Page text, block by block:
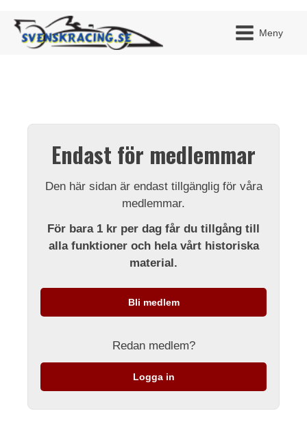
Meny
Endast för medlemmar
Den här sidan är endast tillgänglig för våra
medlemmar.
För bara 1 kr per dag får du tillgång till
alla funktioner och hela vårt historiska
material.
Bli medlem
Redan medlem?
Logga in